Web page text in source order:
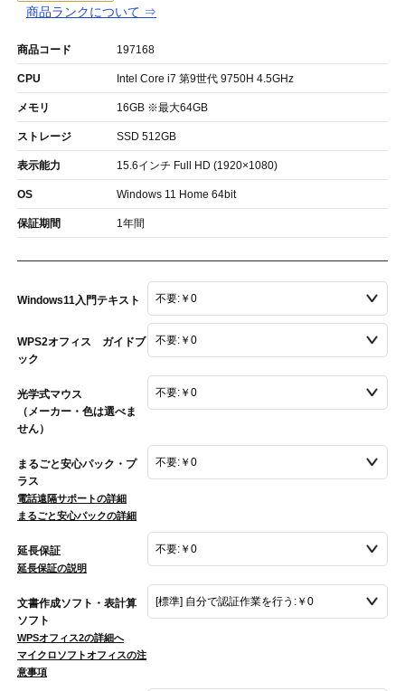
商品ランクについて ⇒
商品コード 197168
CPU Intel Core i7 第9世代 9750H 4.5GHz
メモリ 16GB ※最大64GB
ストレージ SSD 512GB
表示能力 15.6インチ Full HD (1920×1080)
OS Windows 11 Home 64bit
保証期間 1年間
Windows11入門テキスト
WPS2オフィス ガイドブ
ック
光学式マウス
（メーカー・色は選べま
せん）
まるごと安心パック・プ
ラス
電話遠隔サポートの詳細
まるごと安心パックの詳細
延長保証
延長保証の説明
文書作成ソフト・表計算
ソフト
WPSオフィス2の詳細へ
マイクロソフトオフィスの注
意事項